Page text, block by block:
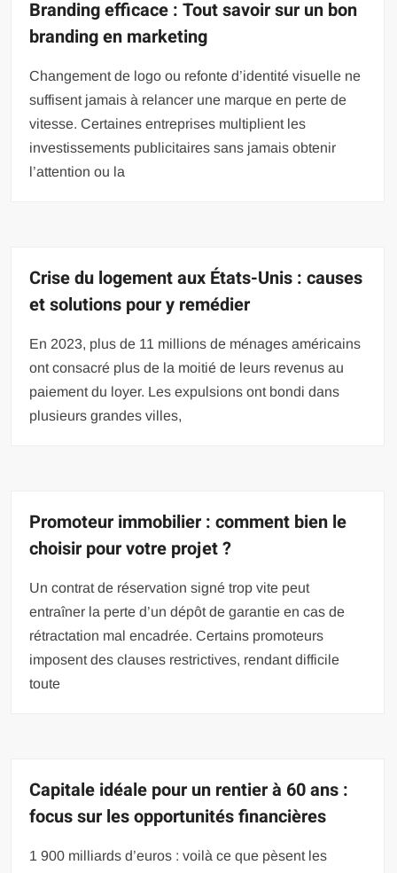
Branding efficace : Tout savoir sur un bon
branding en marketing
Changement de logo ou refonte d’identité visuelle ne
suffisent jamais à relancer une marque en perte de
vitesse. Certaines entreprises multiplient les
investissements publicitaires sans jamais obtenir
l’attention ou la
Crise du logement aux États-Unis : causes
et solutions pour y remédier
En 2023, plus de 11 millions de ménages américains
ont consacré plus de la moitié de leurs revenus au
paiement du loyer. Les expulsions ont bondi dans
plusieurs grandes villes,
Promoteur immobilier : comment bien le
choisir pour votre projet ?
Un contrat de réservation signé trop vite peut
entraîner la perte d’un dépôt de garantie en cas de
rétractation mal encadrée. Certains promoteurs
imposent des clauses restrictives, rendant difficile
toute
Capitale idéale pour un rentier à 60 ans :
focus sur les opportunités financières
1 900 milliards d’euros : voilà ce que pèsent les